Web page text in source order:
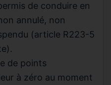
de conduire en
annulé, non
(article R223-5
de points
à zéro au moment